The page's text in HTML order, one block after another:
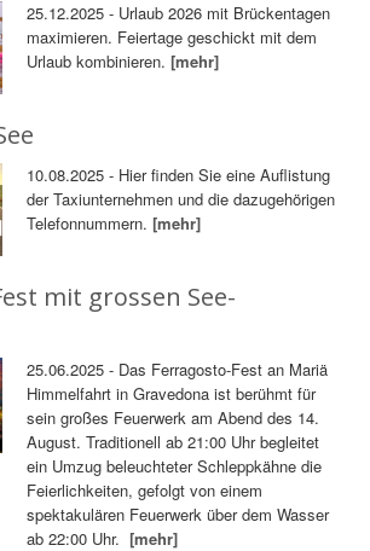
25.12.2025 - Urlaub 2026 mit Brückentagen
maximieren. Feiertage geschickt mit dem
Urlaub kombinieren.[mehr]
10.08.2025 - Hier finden Sie eine Auflistung
der Taxiunternehmen und die dazugehörigen
Telefonnummern.[mehr]
mit grossen See-
25.06.2025 - Das Ferragosto-Fest an Mariä
Himmelfahrt in Gravedona ist berühmt für
sein großes Feuerwerk am Abend des 14.
August. Traditionell ab 21:00 Uhr begleitet
ein Umzug beleuchteter Schleppkähne die
Feierlichkeiten, gefolgt von einem
spektakulären Feuerwerk über dem Wasser
ab 22:00 Uhr.[mehr]